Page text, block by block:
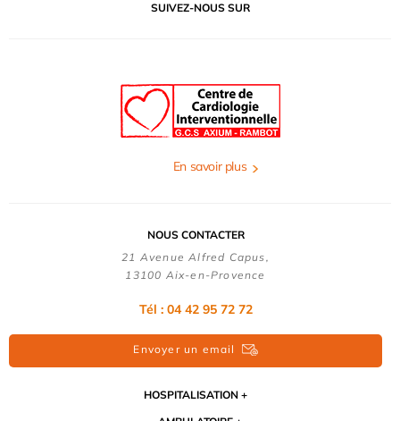
SUIVEZ-NOUS SUR
En savoir plus
NOUS CONTACTER
21 Avenue Alfred Capus,
13100 Aix-en-Provence
Tél : 04 42 95 72 72
Envoyer un email
HOSPITALISATION